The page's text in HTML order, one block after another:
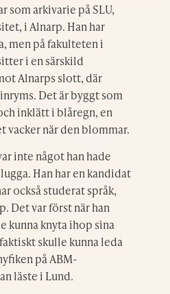
som arkivarie på SLU,
i Alnarp. Han har
men på fakulteten i
i en särskild
Alnarps slott, där
Det är byggt som
inklätt i blåregn, en
vacker när den blommar.
inte något han hade
Han har en kandidat
också studerat språk,
Det var först när han
kunna knyta ihop sina
skulle kunna leda
på ABM-
läste i Lund.